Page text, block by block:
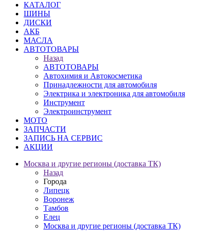
КАТАЛОГ
ШИНЫ
ДИСКИ
АКБ
МАСЛА
АВТОТОВАРЫ
Назад
АВТОТОВАРЫ
Автохимия и Автокосметика
Принадлежности для автомобиля
Электрика и электроника для автомобиля
Инструмент
Электроинструмент
МОТО
ЗАПЧАСТИ
ЗАПИСЬ НА СЕРВИС
АКЦИИ
Москва и другие регионы (доставка ТК)
Назад
Города
Липецк
Воронеж
Тамбов
Елец
Москва и другие регионы (доставка ТК)